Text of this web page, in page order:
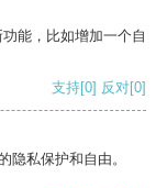
能，比如增加一个自
支持[0] 反对[0]
隐私保护和自由。